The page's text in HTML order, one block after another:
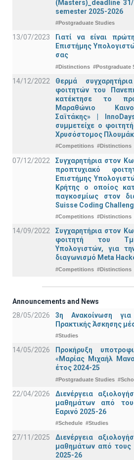
(Masters)_deadline
semester 2025-2026
#Postgraduate Studies
13/07/2023
Γιατί να είναι
Επιστήμης
σας
#Distinctions #Postgraduate
14/12/2022
Θερμά
φοιτητών του
κατέκτησε το
Μαραθώνιο
Σαϊτάκης» |
συμμετείχε ο
Χρυσόστομος
#Competitions #Distinctions
07/12/2022
Συγχαρητήρια στον
προπτυχιακό
Επιστήμης
Κρήτης ο οποίος
παγκοσμίως στον
Suisse Coding
#Competitions #Distinctions
14/09/2022
Συγχαρητήρια στον
φοιτητή του
Υπολογιστών, για
διαγωνισμό Meta
#Competitions #Distinctions
Announcements and News
28/05/2026
3η Ανακοίνωση
Πρακτικής Άσκησης
#Studies
14/05/2026
Προκήρυξη
«Μαρίας Μιχαήλ
έτος 2024-25
#Postgraduate Studies
22/04/2026
Διενέργεια
μαθημάτων από
Εαρινό 2025-26
#Schedule #Studies
27/11/2025
Διενέργεια
μαθημάτων από τους
2025-26